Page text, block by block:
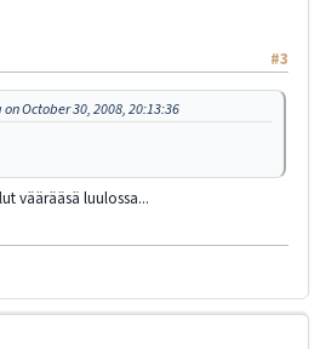
#3
October 30, 2008, 20:13:36
väärääsä luulossa...